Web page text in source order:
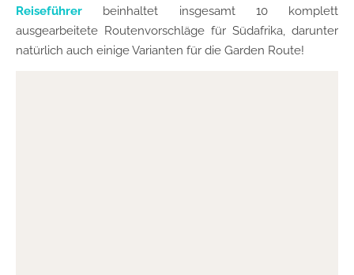
Reiseführer beinhaltet insgesamt 10 komplett
ausgearbeitete Routenvorschläge für Südafrika, darunter
natürlich auch einige Varianten für die Garden Route!